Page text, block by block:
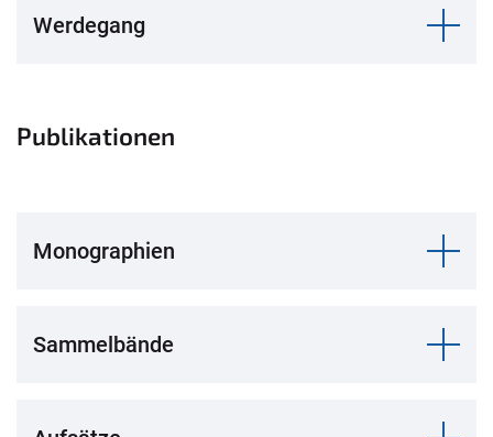
Werdegang
Publikationen
Monographien
Sammelbände